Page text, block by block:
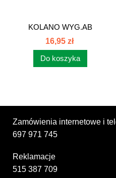
KOLANO WYG.AB
22x1,5/22x1,5...
16,95 zł
Do koszyka
Zamówienia internetowe i
697 971 745
Reklamacje
515 387 709